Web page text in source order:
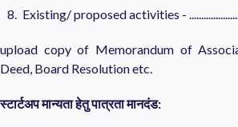
Existing/ proposed activities -
upload copy of Memorandum of
Deed, Board Resolution etc.
स्टार्टअपमान्यताहेतुपात्रतामानदंड: